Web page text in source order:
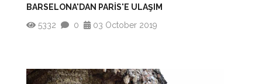
BARSELONA'DAN PARİS'E ULAŞIM
5332
0 03 October 2019